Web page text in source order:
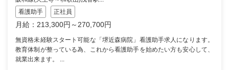
看護助手
正社員
月給：213,300円～270,700円
無資格未経験スタート可能な「堺近森病院」看護助手求人になります。
教育体制が整っている為、これから看護助手を始めたい方も安心して、
就業出来ます。 ...